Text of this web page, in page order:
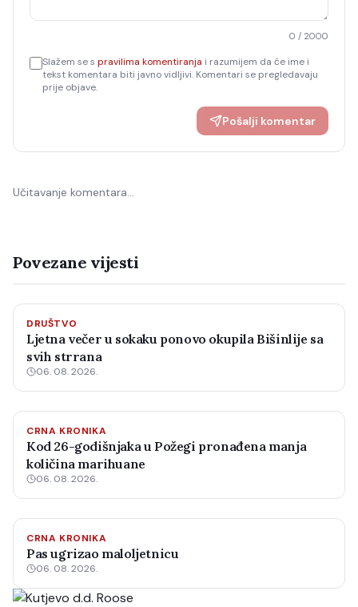
0 / 2000
Slažem se s pravilima komentiranja i razumijem da će ime i
tekst komentara biti javno vidljivi. Komentari se pregledavaju
prije objave.
Pošalji komentar
Učitavanje komentara…
Povezane vijesti
DRUŠTVO
Ljetna večer u sokaku ponovo okupila Bišinlije sa
svih strrana
06. 08. 2026.
CRNA KRONIKA
Kod 26-godišnjaka u Požegi pronađena manja
količina marihuane
06. 08. 2026.
CRNA KRONIKA
Pas ugrizao maloljetnicu
06. 08. 2026.